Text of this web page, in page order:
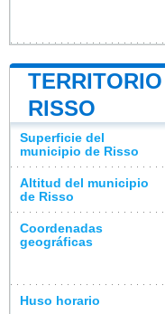
RISSO
Superficie del
municipio de Risso
Altitud del municipio
de Risso
Coordenadas
geográficas
Huso horario